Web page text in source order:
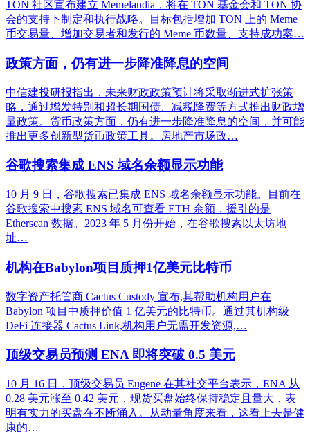
TON 社区宣布建立 Memelandia，将在 TON 基金会和 TON 协
会的支持下制定和执行战略。目标包括增加 TON 上的 Meme
币交易量、增加交易者和发行的 Meme 币数量、支持成功案…
政策方面，仍有进一步降准降息的空间
中信建投研报指出，未来财政政策预计将采取渐进式扩张策
略，通过增发特别和超长期国债、减税降费等方式推出财政增
量政策。货币政策方面，仍有进一步降准降息的空间，并可能
推出更多创新型货币政策工具。房地产市场政…
谷歌搜索集成 ENS 域名余额显示功能
10 月 9 日，谷歌搜索已集成 ENS 域名余额显示功能。目前在
谷歌搜索中搜索 ENS 域名可查看 ETH 余额，援引的是
Etherscan 数据。2023 年 5 月份开始，在谷歌搜索以太坊地
址…
机构在Babylon项目质押1亿美元比特币
数字资产托管商 Cactus Custody 宣布,其帮助机构用户在
Babylon 项目中质押价值 1 亿美元的比特币。通过其机构级
DeFi 连接器 Cactus Link,机构用户无需开发资源,…
顶级交易员预测 ENA 即将突破 0.5 美元
10 月 16 日，顶级交易员 Eugene 在其社交平台表示，ENA 从
0.28 美元涨至 0.42 美元，现货买盘始终保持稳定且量大，表
明有实力的买盘在不断涌入。从动量角度来看，这看上去是健
康的…